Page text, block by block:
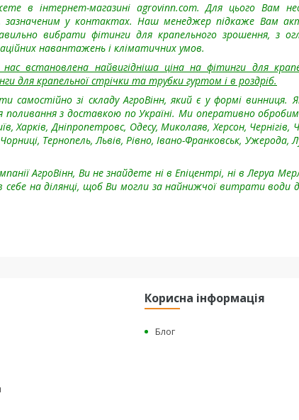
в інтернет-магазині agrovinn.com. Для цього Вам
у контактах. Наш менеджер підкаже Вам
вибрати фітинги для крапельного зрошення, з
навантажень і кліматичних умов.
встановлена найвигідніша ціна на фітинги для
для крапельної стрічки та трубки гуртом і в роздріб.
зі складу АгроВінн, який є у формі винниця.
з доставкою по Україні. Ми оперативно
Харків, Дніпропетровс, Одесу, Миколаяв, Херсон, Чернігів,
Тернопель, Львів, Рівно, Івано-Франковськ, Ужерода,
АгроВінн, Ви не знайдете ні в Епіцентрі, ні в Леруа
на ділянці, щоб Ви могли за найнижчої витрати води
Корисна інформація
Блог